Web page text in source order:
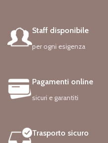
Staff disponibile
per ogni esigenza
Pagamenti online
sicuri e garantiti
Trasporto sicuro